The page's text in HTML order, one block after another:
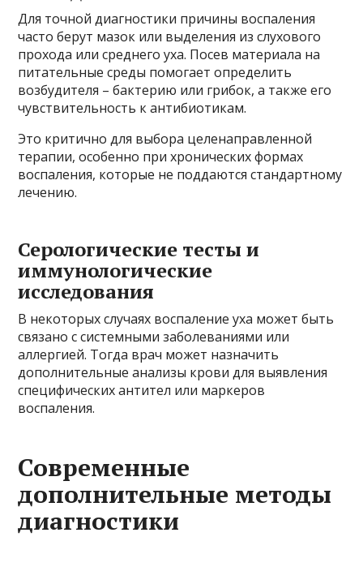
Для точной диагностики причины воспаления
часто берут мазок или выделения из слухового
прохода или среднего уха. Посев материала на
питательные среды помогает определить
возбудителя – бактерию или грибок, а также его
чувствительность к антибиотикам.
Это критично для выбора целенаправленной
терапии, особенно при хронических формах
воспаления, которые не поддаются стандартному
лечению.
Серологические тесты и
иммунологические
исследования
В некоторых случаях воспаление уха может быть
связано с системными заболеваниями или
аллергией. Тогда врач может назначить
дополнительные анализы крови для выявления
специфических антител или маркеров
воспаления.
Современные
дополнительные методы
диагностики